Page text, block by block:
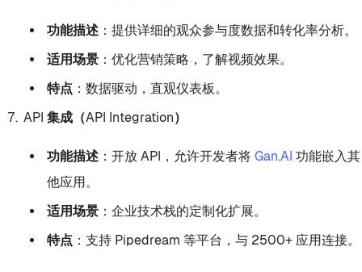
功能描述：提供详细的观众参与度数据和转化率分析。
适用场景：优化营销策略，了解视频效果。
特点 ：数据驱动，直观仪表板。
API 集成（API Integration）
功能描述：开放 API，允许开发者将 Gan.AI 功能嵌入其
他应用。
适用场景：企业技术栈的定制化扩展。
特点 ：支持 Pipedream 等平台，与 2500+ 应用连接。